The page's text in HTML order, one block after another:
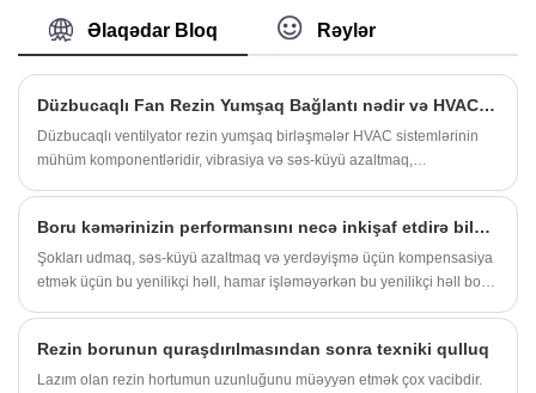
komponentləridir. Onlar əsasən boru kəmərlərinin
kompensasiya etmək üçün qazanlar, fanatlar və boru
sistemləri kimi yüksək temperaturlu mühitlərdə geniş
azaldılmasını, vibrasiyanın sönümlənməsini,
edərək boru sisteminin sabit işləməsini təmin edir.
Fushuo-nun yüksək temperatura davamlı silikon
yumşaq birləşmələri müxtəlif sənaye tətbiqlərinin
ehtiyaclarını ödəmək üçün ciddi material seçimi və
sənaye standartlarına ciddi şəkildə riayət edir.
Əlaqədar Bloq Rəylər
Düzbucaqlı Fan Rezin Yumşaq Bağlantı nədir və HVAC Sisteminiz üçün nə üçün vacibdir
Düzbucaqlı ventilyator rezin yumşaq birləşmələr HVAC sistemlərinin
mühüm komponentləridir, vibrasiya və səs-küyü azaltmaq,
seçərkən üstünlüklər, quraşdırma və əsas mülahizələrə nəzər
salacağıq.
Boru kəmərinizin performansını necə inkişaf etdirə bilər?
Şokları udmaq, səs-küyü azaltmaq və yerdəyişmə üçün kompensasiya
etmək üçün bu yenilikçi həll, hamar işləməyərkən bu yenilikçi həll boru
Rezin borunun quraşdırılmasından sonra texniki qulluq
Lazım olan rezin hortumun uzunluğunu müəyyən etmək çox vacibdir.